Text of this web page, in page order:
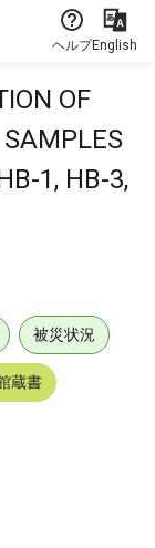
ヘルプEnglish
OF
1, HB-3,
被災状況
蔵書